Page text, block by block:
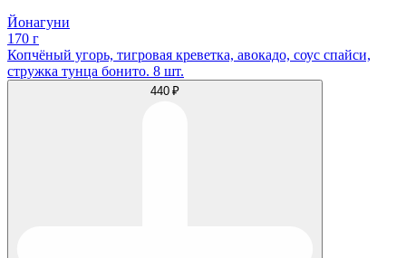
Йонагуни
170 г
Копчёный угорь, тигровая креветка, авокадо, соус спайси,
стружка тунца бонито. 8 шт.
440 ₽